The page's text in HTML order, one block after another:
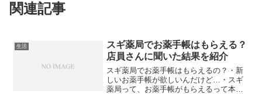
関連記事
生活
スギ薬局でお薬手帳はもらえる？
店員さんに聞いた結果を紹介
スギ薬局でお薬手帳はもらえるの？・新
しいお薬手帳が欲しいんだけど…・スギ
薬局って、お薬手帳がもらえるって本